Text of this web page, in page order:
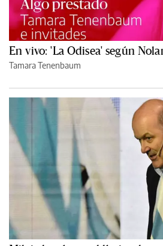
En vivo: 'La Odisea' según
Tamara Tenenbaum